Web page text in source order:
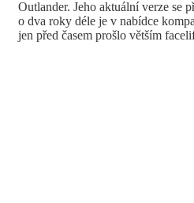
Outlander. Jeho aktuální verze se
o dva roky déle je v nabídce
jen před časem prošlo větším